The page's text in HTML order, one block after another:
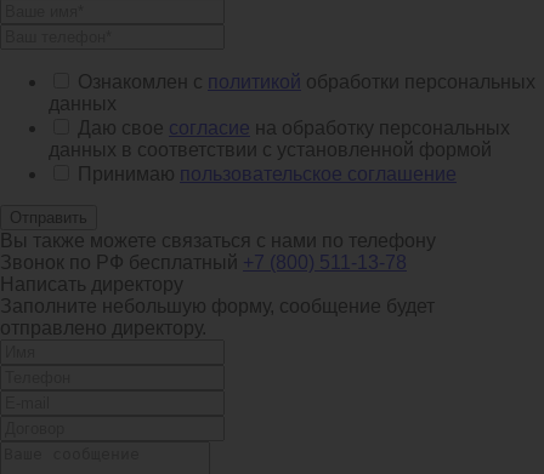
Ознакомлен с политикой обработки персональных
данных
Даю свое согласие на обработку персональных
данных в соответствии с установленной формой
Принимаю пользовательское соглашение
Отправить
Вы также можете связаться с нами по телефону
Звонок по РФ бесплатный +7 (800) 511-13-78
Написать директору
Заполните небольшую форму, сообщение будет
отправлено директору.